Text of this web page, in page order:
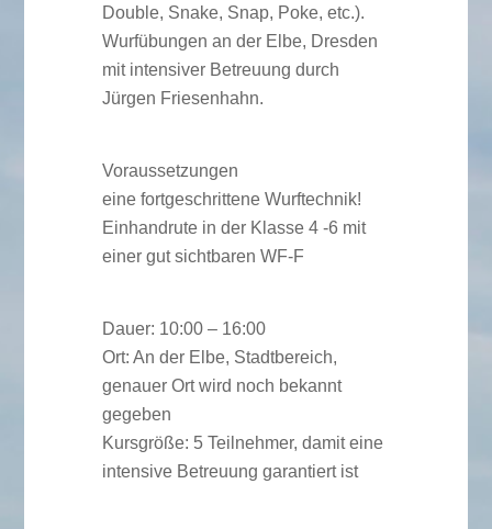
/
Termin
1
Double, Snake, Snap, Poke, etc.).
Wurfübungen an der Elbe, Dresden
mit intensiver Betreuung durch
Jürgen Friesenhahn.
Voraussetzungen
eine fortgeschrittene Wurftechnik!
Einhandrute in der Klasse 4 -6 mit
einer gut sichtbaren WF-F
Dauer: 10:00 – 16:00
Ort: An der Elbe, Stadtbereich,
genauer Ort wird noch bekannt
gegeben
Kursgröße: 5 Teilnehmer, damit eine
intensive Betreuung garantiert ist